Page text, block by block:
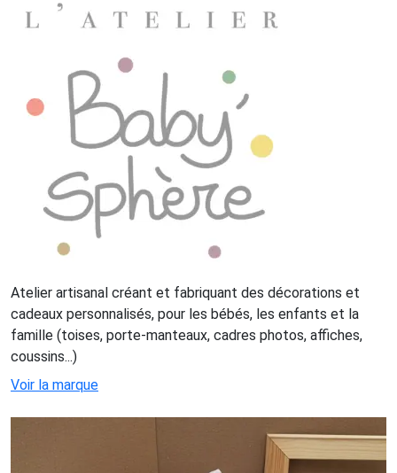
Atelier artisanal créant et fabriquant des décorations et
cadeaux personnalisés, pour les bébés, les enfants et la
famille (toises, porte-manteaux, cadres photos, affiches,
coussins...)
Voir la marque